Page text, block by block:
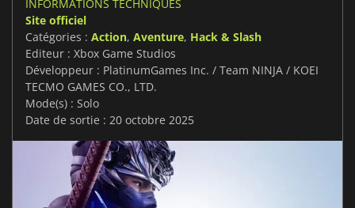
INFORMATIONS TECHNIQUES
Site officiel
Catégories : Action, Aventure, Hack & Slash
Editeur : Xbox Game Studios
Développeur : PlatinumGames Inc. / Team NINJA / KOEI
TECMO GAMES CO., LTD.
Mode(s) : Solo
Date de sortie : 20 octobre 2025